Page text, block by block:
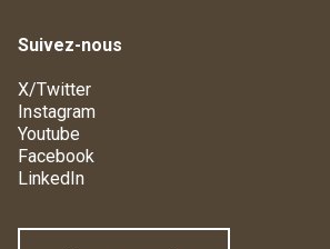
Suivez-nous
X/Twitter
Instagram
Youtube
Facebook
LinkedIn